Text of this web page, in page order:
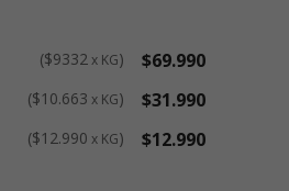
$9332x KG
$69.990
$10.663 x KG
$31.990
$12.990 x KG $12.990